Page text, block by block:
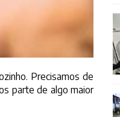
Precisamos de
parte de algo maior